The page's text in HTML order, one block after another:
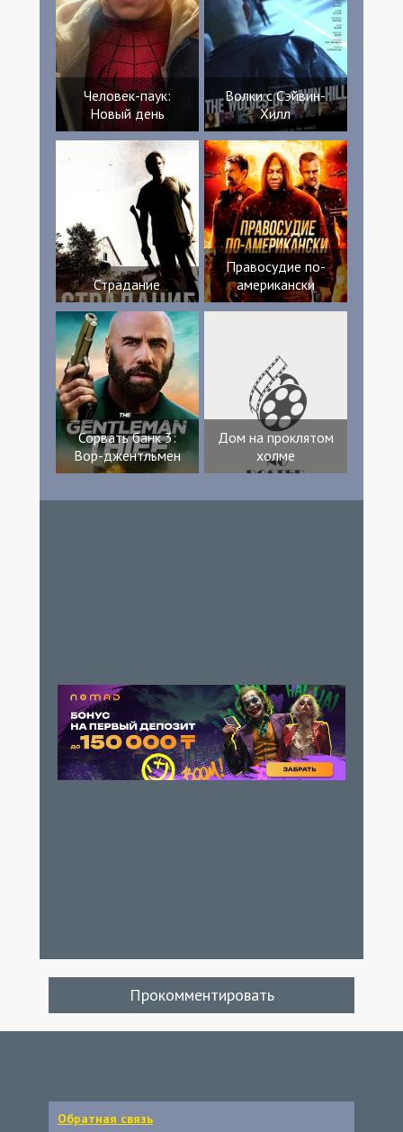
Человек-паук:
Новый день
Волки с Сэйвин-
Хилл
Страдание
Правосудие по-
американски
Сорвать банк 3:
Вор-джентльмен
Дом на проклятом
холме
Прокомментировать
Обратная связь